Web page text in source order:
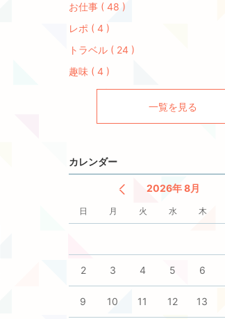
お仕事 ( 48 )
レポ ( 4 )
トラベル ( 24 )
趣味 ( 4 )
一覧を見る
カレンダー
2026年 8月
日 月 火 水 木
2 3 4 5 6
9 10 11 12 13